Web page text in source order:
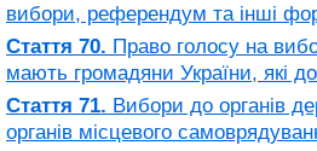
вибори, референдум та інші
Стаття 70. Право голосу на
мають громадяни України, які
Стаття 71. Вибори до органів
органів місцевого